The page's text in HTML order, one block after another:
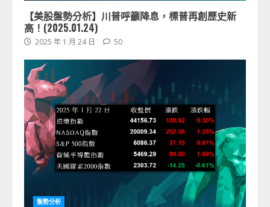
【美股盤勢分析】川普呼籲降息，標普再創歷史新
高！(2025.01.24)
2025 年 1 月 24 日 50
盤勢分析